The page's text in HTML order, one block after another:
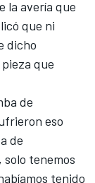
la avería que
que ni
dicho
que
de
eso
de
tenemos
tenido